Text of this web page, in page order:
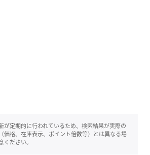
が定期的に行われているため、検索結果が実際の
価格、在庫表示、ポイント倍数等）とは異なる場
ださい。